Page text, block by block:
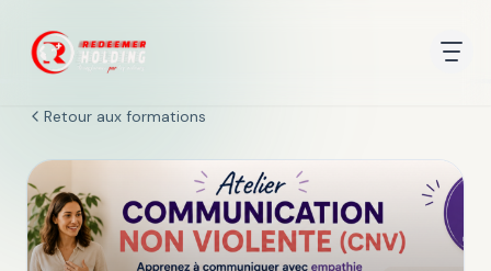
Retour aux formations